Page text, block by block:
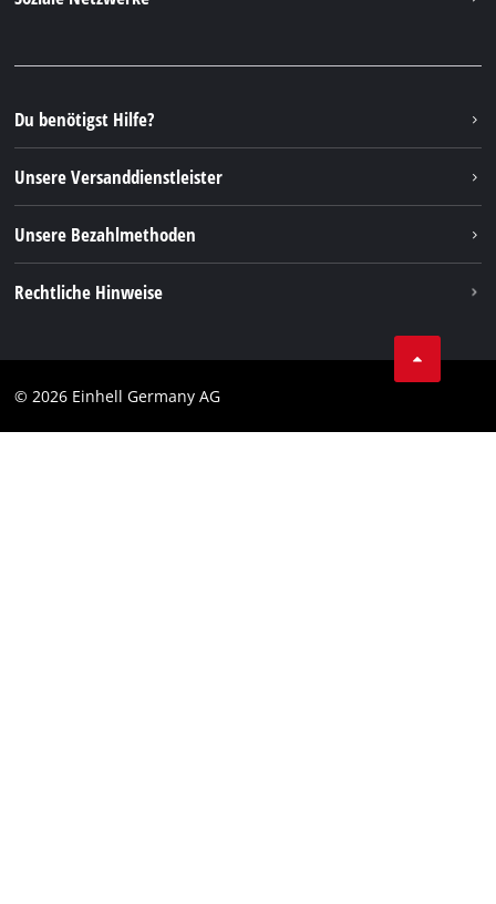
FAQs
Rücksendungen / Widerruf
Verpackungsrichtlinien
Hinweise zur Batterieentsorgung
Vertrag widerrufen
Instagram
TikTok
Pinterest
Linkedin
Du benötigst Hilfe?
Unsere Versanddienstleister
Unsere Bezahlmethoden
Rechtliche Hinweise
Impressum
© 2026 Einhell Germany AG